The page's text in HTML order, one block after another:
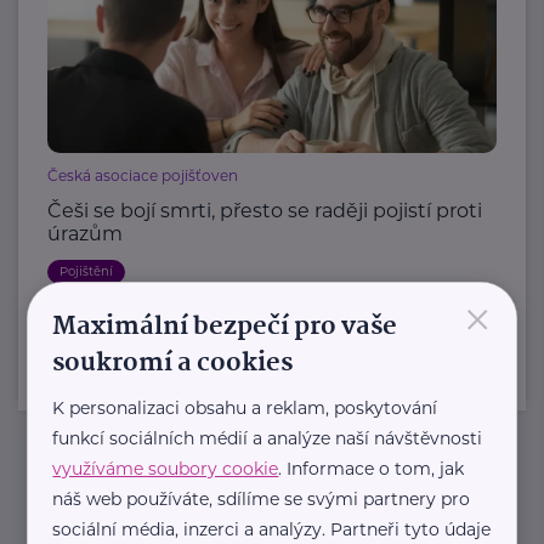
Česká asociace pojišťoven
Češi se bojí smrti, přesto se raději pojistí proti
úrazům
Pojištění
Newsletter
×
Maximální bezpečí pro vaše
soukromí a cookies
K personalizaci obsahu a reklam, poskytování
funkcí sociálních médií a analýze naší návštěvnosti
využíváme soubory cookie. Informace o tom, jak
náš web používáte, sdílíme se svými partnery pro
sociální média, inzerci a analýzy. Partneři tyto údaje